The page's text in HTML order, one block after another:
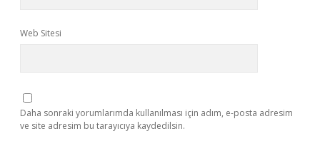
Web Sitesi
Daha sonraki yorumlarımda kullanılması için adım, e-posta adresim
ve site adresim bu tarayıcıya kaydedilsin.